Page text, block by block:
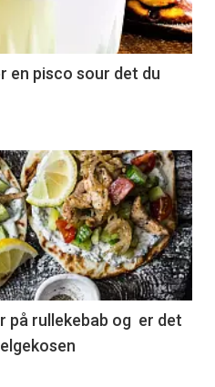
en pisco sour det du
på rullekebab og er det